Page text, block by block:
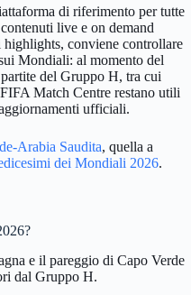
di riferimento per tutte
live e on demand
conviene controllare
Mondiali: al momento del
del Gruppo H, tra cui
Match Centre restano utili
ufficiali.
Arabia Saudita, quella a
dei Mondiali 2026.
e il pareggio di Capo Verde
dal Gruppo H.